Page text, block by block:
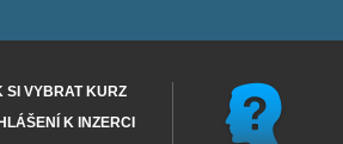
SI VYBRAT KURZ
K INZERCI